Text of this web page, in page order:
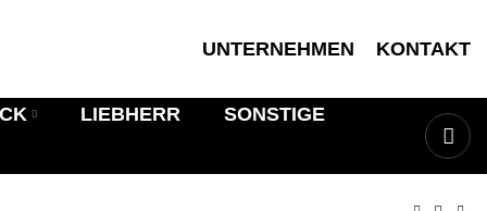
UNTERNEHMEN KONTAKT
LIEBHERR SONSTIGE